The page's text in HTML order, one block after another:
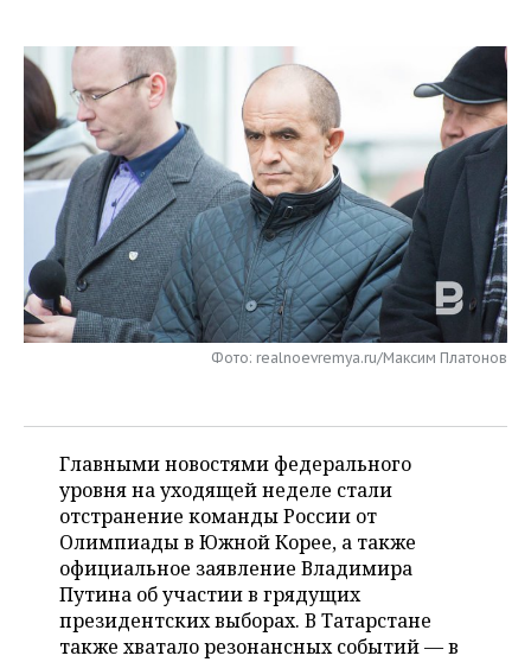
КОМУ ПРИНАДЛЕЖАТ
ТОРГОВЫЕ ЦЕНТРЫ
ТАТАРСТАНА
БЮДЖЕТ
ИНВЕСТИЦИИ
АГРОПРОМ
МАШИНОСТРОЕНИЕ
НЕФТЕХИМИЯ
НЕФТЬ
ОПК
ЭНЕРГЕТИКА
НОВОСТИ АВТО
БИЗНЕС
НОВОСТИ БИЗНЕСА
РОЗНИЧНАЯ ТОРГОВЛЯ
ТРАНСПОРТ
УСЛУГИ
ТЕХНОЛОГИИ
НОВОСТИ ТЕХНОЛОГИЙ
МЕДИА
ТЕЛЕКОММУНИКАЦИИ
МЕРОПРИЯТИЯ
НОВОСТИ МЕРОПРИЯТИЙ
ВЫЕЗДНАЯ РЕДАКЦИЯ
ОТКРЫТАЯ ЛЕКЦИЯ
СПОРТ
НОВОСТИ СПОРТА
БАСКЕТБОЛ
ВОЛЕЙБОЛ
КИБЕРСПОРТ
ФИГУРНОЕ КАТАНИЕ
ОБЩЕСТВО
НОВОСТИ ОБЩЕСТВА
ИНФРАСТРУКТУРА
ИСТОРИЯ
КУЛЬТУРА
МЕДИЦИНА
СПРАВОЧНИК
СПИСОК ПЕРСОН
СПИСОК КОМПАНИЙ
ПОЛНАЯ ВЕРСИЯ
Фото: realnoevremya.ru/Максим Платонов
Главными новостями федерального
уровня на уходящей неделе стали
отстранение команды России от
Олимпиады в Южной Корее, а также
официальное заявление Владимира
Путина об участии в грядущих
президентских выборах. В Татарстане
также хватало резонансных событий — в